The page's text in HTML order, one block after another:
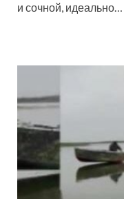
и сочной, идеально…